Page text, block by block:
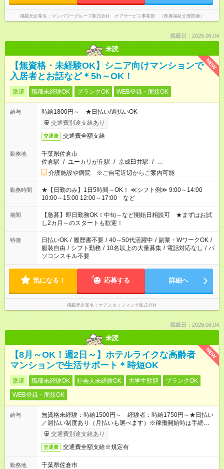
掲載元企業名 マンパワーグループ株式会社 ケアサービス事業部 （医療福祉介護関連）
掲載日：2026.08.04
未読
NEW
【無資格・未経験OK】シニア向けマンションで
入居者とお話など＊5h～OK！
派遣 職種未経験OK ブランクOK WEB登録・面接OK
給与
時給1800円～ ★日払い/週払いOK
交通費別途支給あり
交通費 交通費全額支給
勤務地
千葉県佐倉市
佐倉駅 / ユーカリが丘駅 / 京成臼井駅 / …
介護施設や病院 ※ご自宅近辺からご案内可能
勤務時間
★【日勤のみ】1日5時間～OK！ ≪シフト例≫ 9:00～14:00
10:00～15:00 12:00～17:00 など
期間
【急募】即日勤務OK！中旬～など開始日相談可 ★まずはお試
し2カ月～のスタートも歓迎！
特徴 日払いOK / 履歴書不要 / 40～50代活躍中 / 副業・WワークOK /
服装自由 / シフト勤務 / 10名以上の大量募集 / 電話対応なし / パ
ソコンスキル不要
気になる！ 応募する 詳細へ
掲載元企業名 ケアスタッフィング株式会社
掲載日：2026.08.04
未読
NEW
【8月～OK！週2日～】ホテルライクな高齢者
マンションで生活サポート＊時短OK
派遣 職種未経験OK 社会人未経験OK 大学生歓迎
ブランクOK
WEB登録・面接OK
給与
無資格未経験：時給1500円～ 経験者：時給1750円～★日払い
／週払い制度あり（月払いも選べます）※稼働開始時は手続き完
了次第のお支払いとなります。
交通費別途支給あり
交通費 交通費全額支給※規定有
勤務地
千葉県佐倉市